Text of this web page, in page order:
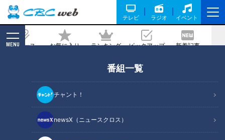
テレビ ラジオ イベント
ニュース お気に入り ランキング ピックアップ 新着記事
MENU
番組一覧
チャント！
newsX（ニュースクロス）
橋宏斗 苦悩、葛藤する胸中を激白「半分
かかっているボタンが何十個もある」
2026/05/25 17:50